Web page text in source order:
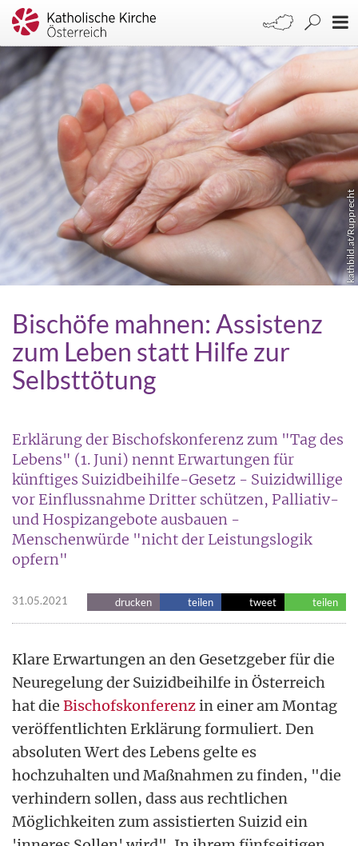
kathbild.at/Rupprecht
Bischöfe mahnen: Assistenz
zum Leben statt Hilfe zur
Selbsttötung
Erklärung der Bischofskonferenz zum "Tag des
Lebens" (1. Juni) nennt Erwartungen für
künftiges Suizidbeihilfe-Gesetz - Suizidwillige
vor Einflussnahme Dritter schützen, Palliativ-
und Hospizangebote ausbauen -
Menschenwürde "nicht der Leistungslogik
opfern"
31.05.2021 drucken teilen tweet teilen
Klare Erwartungen an den Gesetzgeber für die
Neuregelung der Suizidbeihilfe in Österreich
hat die Bischofskonferenzin einer am Montag
veröffentlichten Erklärung formuliert. Den
absoluten Wert des Lebens gelte es
hochzuhalten und Maßnahmen zu finden, "die
verhindern sollen, dass aus rechtlichen
Möglichkeiten zum assistierten Suizid ein